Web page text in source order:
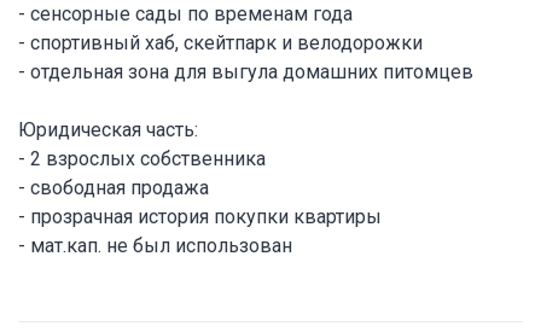
- сенсорные сады по временам года
- спортивный хаб, скейтпарк и велодорожки
- отдельная зона для выгула домашних питомцев
Юридическая часть:
- 2 взрослых собственника
- свободная продажа
- прозрачная история покупки квартиры
- мат.кап. не был использован